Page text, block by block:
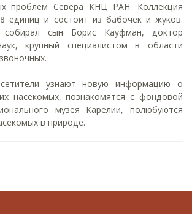
проблем Севера КНЦ РАН. Коллекция
единиц и состоит из бабочек и жуков.
сын Борис Кауфман, доктор
крупный специалистом в области
узнают новую информацию о
насекомых, познакомятся с фондовой
музея Карелии, полюбуются
в природе.